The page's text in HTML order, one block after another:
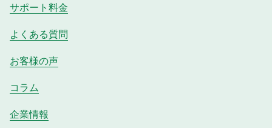
サポート料金
よくある質問
お客様の声
コラム
企業情報